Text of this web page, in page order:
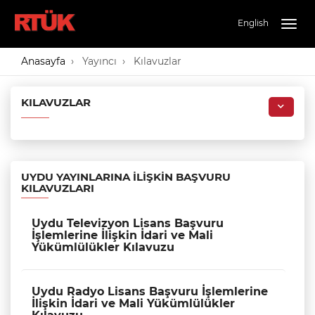
English
Anasayfa Yayıncı Kılavuzlar
KILAVUZLAR
UYDU YAYINLARINA İLIŞKIN BAŞVURU
KILAVUZLARI
Uydu Televizyon Lisans Başvuru
İşlemlerine İlişkin İdari ve Mali
Yükümlülükler Kılavuzu
Uydu Radyo Lisans Başvuru İşlemlerine
İlişkin İdari ve Mali Yükümlülükler